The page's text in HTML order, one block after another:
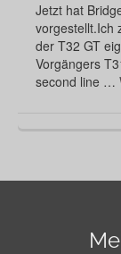
Jetzt hat
vorgestellt.Ich
der T32 GT
Vorgängers
second line …